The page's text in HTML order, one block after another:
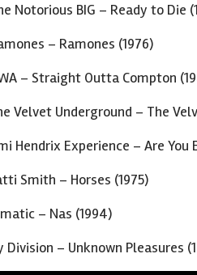
Notorious BIG – Ready to Die
– Ramones (1976)
– Straight Outta Compton
Velvet Underground – The
Hendrix Experience – Are You
Smith – Horses (1975)
– Nas (1994)
Division – Unknown Pleasures